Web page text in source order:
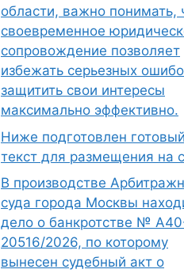
области, важно понимать,
своевременное
сопровождение позволяет
избежать серьезных
защитить свои интересы
максимально эффективно.
Ниже подготовлен
текст для размещения на
В производстве
суда города Москвы
дело о банкротстве №
20516/2026, по которому
вынесен судебный акт о